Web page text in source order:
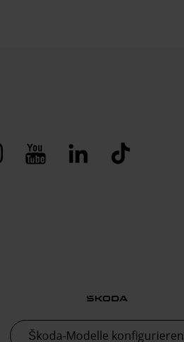
Škoda-Modelle konfigurieren